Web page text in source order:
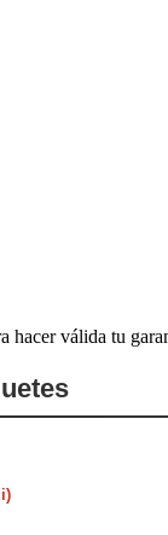
válida tu